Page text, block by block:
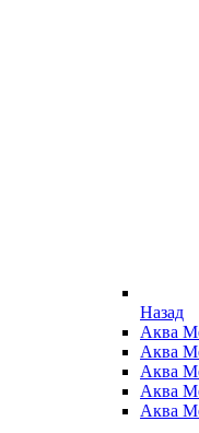
Назад
Аква
Аква
Аква
Аква
Аква